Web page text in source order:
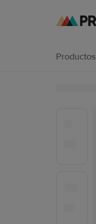
Productos